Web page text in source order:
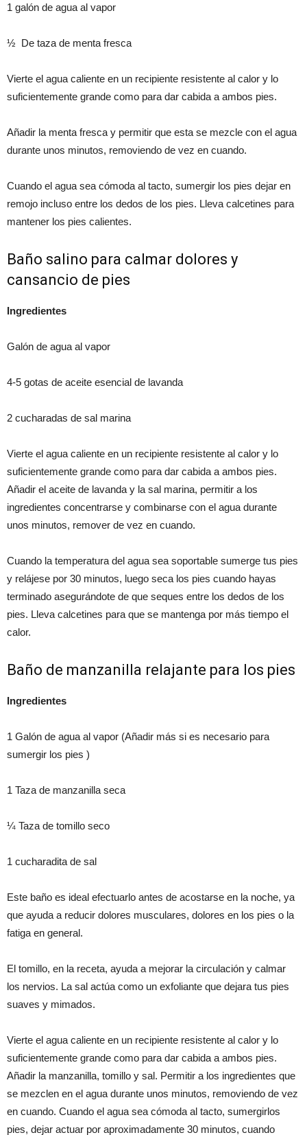
1 galón de agua al vapor
½ De taza de menta fresca
Vierte el agua caliente en un recipiente resistente al calor y lo
suficientemente grande como para dar cabida a ambos pies.
Añadir la menta fresca y permitir que esta se mezcle con el agua
durante unos minutos, removiendo de vez en cuando.
Cuando el agua sea cómoda al tacto, sumergir los pies dejar en
remojo incluso entre los dedos de los pies. Lleva calcetines para
mantener los pies calientes.
Baño salino para calmar dolores y
cansancio de pies
Ingredientes
Galón de agua al vapor
4-5 gotas de aceite esencial de lavanda
2 cucharadas de sal marina
Vierte el agua caliente en un recipiente resistente al calor y lo
suficientemente grande como para dar cabida a ambos pies.
Añadir el aceite de lavanda y la sal marina, permitir a los
ingredientes concentrarse y combinarse con el agua durante
unos minutos, remover de vez en cuando.
Cuando la temperatura del agua sea soportable sumerge tus pies
y relájese por 30 minutos, luego seca los pies cuando hayas
terminado asegurándote de que seques entre los dedos de los
pies. Lleva calcetines para que se mantenga por más tiempo el
calor.
Baño de manzanilla relajante para los pies
Ingredientes
1 Galón de agua al vapor (Añadir más si es necesario para
sumergir los pies )
1 Taza de manzanilla seca
¼ Taza de tomillo seco
1 cucharadita de sal
Este baño es ideal efectuarlo antes de acostarse en la noche, ya
que ayuda a reducir dolores musculares, dolores en los pies o la
fatiga en general.
El tomillo, en la receta, ayuda a mejorar la circulación y calmar
los nervios. La sal actúa como un exfoliante que dejara tus pies
suaves y mimados.
Vierte el agua caliente en un recipiente resistente al calor y lo
suficientemente grande como para dar cabida a ambos pies.
Añadir la manzanilla, tomillo y sal. Permitir a los ingredientes que
se mezclen en el agua durante unos minutos, removiendo de vez
en cuando. Cuando el agua sea cómoda al tacto, sumergirlos
pies, dejar actuar por aproximadamente 30 minutos, cuando